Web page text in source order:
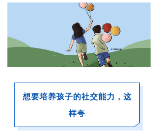
想要培养孩子的社交能力，这
样夸